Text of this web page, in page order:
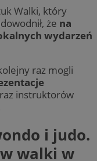
Walki, który
że na
wydarzeń
raz mogli
instruktorów
i judo.
walki w